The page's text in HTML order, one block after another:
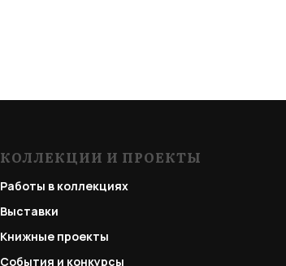
КОЛЛЕКЦИИ И ПРОЕКТЫ
Работы в коллекциях
Выставки
Книжные проекты
События и конкурсы